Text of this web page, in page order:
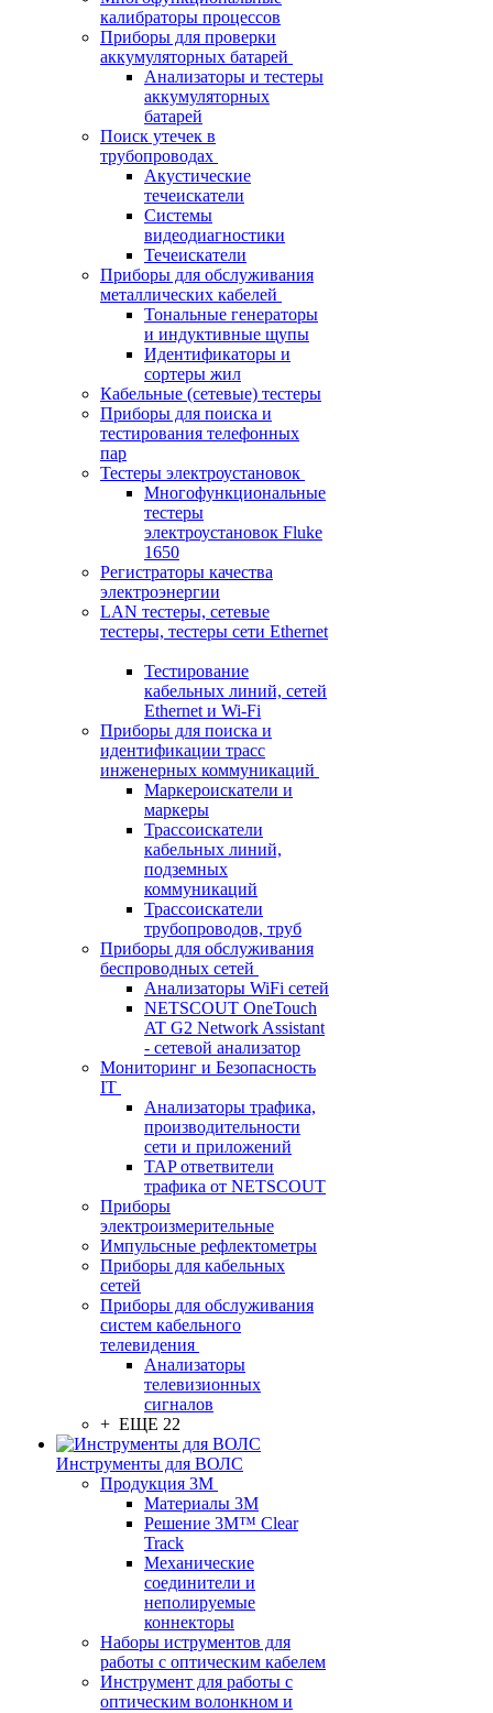
калибраторы процессов
Приборы для проверки
аккумуляторных батарей
Анализаторы и тестеры
аккумуляторных
батарей
Поиск утечек в
трубопроводах
Акустические
течеискатели
Системы
видеодиагностики
Течеискатели
Приборы для обслуживания
металлических кабелей
Тональные генераторы
и индуктивные щупы
Идентификаторы и
сортеры жил
Кабельные (сетевые) тестеры
Приборы для поиска и
тестирования телефонных
пар
Тестеры электроустановок
Многофункциональные
тестеры
электроустановок Fluke
1650
Регистраторы качества
электроэнергии
LAN тестеры, сетевые
тестеры, тестеры сети Ethernet
Тестирование
кабельных линий, сетей
Ethernet и Wi-Fi
Приборы для поиска и
идентификации трасс
инженерных коммуникаций
Маркероискатели и
маркеры
Трассоискатели
кабельных линий,
подземных
коммуникаций
Трассоискатели
трубопроводов, труб
Приборы для обслуживания
беспроводных сетей
Анализаторы WiFi сетей
NETSCOUT OneTouch
AT G2 Network Assistant
- сетевой анализатор
Мониторинг и Безопасность
IT
Анализаторы трафика,
производительности
сети и приложений
TAP ответвители
трафика от NETSCOUT
Приборы
электроизмерительные
Импульсные рефлектометры
Приборы для кабельных
сетей
Приборы для обслуживания
систем кабельного
телевидения
Анализаторы
телевизионных
сигналов
+ ЕЩЕ 22
Инструменты для ВОЛС
Продукция 3M
Материалы 3М
Решение 3M™ Clear
Track
Механические
соединители и
неполируемые
коннекторы
Наборы иструментов для
работы с оптическим кабелем
Инструмент для работы с
оптическим волонкном и